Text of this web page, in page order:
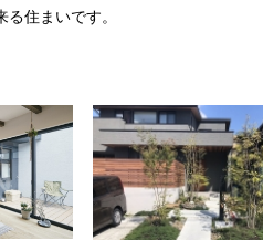
住まいです。